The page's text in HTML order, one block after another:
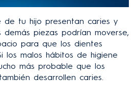
de tu hijo presentan caries y
demás piezas podrían moverse,
para que los dientes
los malos hábitos de higiene
más probable que los
desarrollen caries.